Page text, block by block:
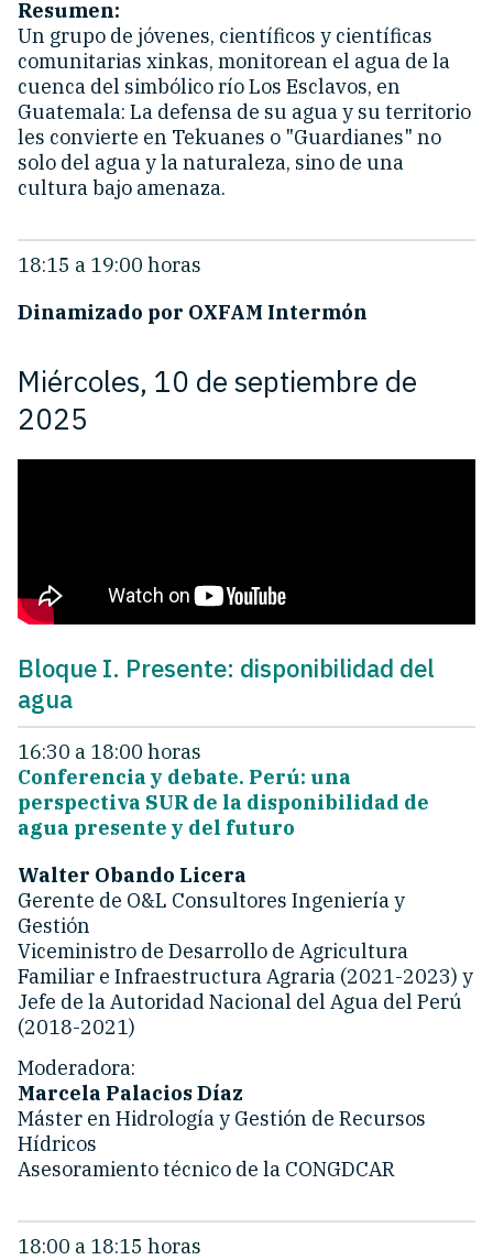
Resumen:
Un grupo de jóvenes, científicos y científicas
comunitarias xinkas, monitorean el agua de la
cuenca del simbólico río Los Esclavos, en
Guatemala: La defensa de su agua y su territorio
les convierte en Tekuanes o "Guardianes" no
solo del agua y la naturaleza, sino de una
cultura bajo amenaza.
18:15 a 19:00 horas
Dinamizado por OXFAM Intermón
Miércoles, 10 de septiembre de
2025
Bloque I. Presente: disponibilidad del
agua
16:30 a 18:00 horas
Conferencia y debate. Perú: una
perspectiva SUR de la disponibilidad de
agua presente y del futuro
Walter Obando Licera
Gerente de O&L Consultores Ingeniería y
Gestión
Viceministro de Desarrollo de Agricultura
Familiar e Infraestructura Agraria (2021-2023) y
Jefe de la Autoridad Nacional del Agua del Perú
(2018-2021)
Moderadora:
Marcela Palacios Díaz
Máster en Hidrología y Gestión de Recursos
Hídricos
Asesoramiento técnico de la CONGDCAR
18:00 a 18:15 horas